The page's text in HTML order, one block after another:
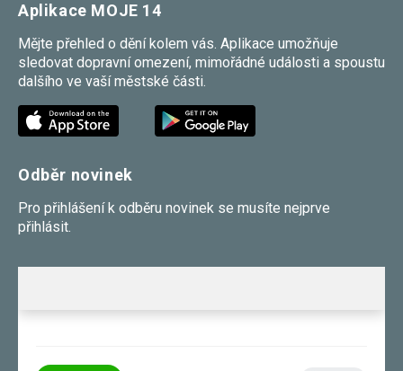
Aplikace MOJE 14
Mějte přehled o dění kolem vás. Aplikace umožňuje
sledovat dopravní omezení, mimořádné události a spoustu
dalšího ve vaší městské části.
Odběr novinek
Pro přihlášení k odběru novinek se musíte nejprve
přihlásit.